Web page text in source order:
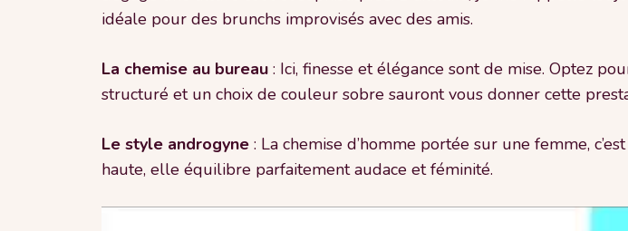
idéale pour des brunchs improvisés avec des amis.
La chemise au bureau : Ici, finesse et élégance sont de mise. Optez
structuré et un choix de couleur sobre sauront vous donner cette
Le style androgyne : La chemise d’homme portée sur une femme,
haute, elle équilibre parfaitement audace et féminité.